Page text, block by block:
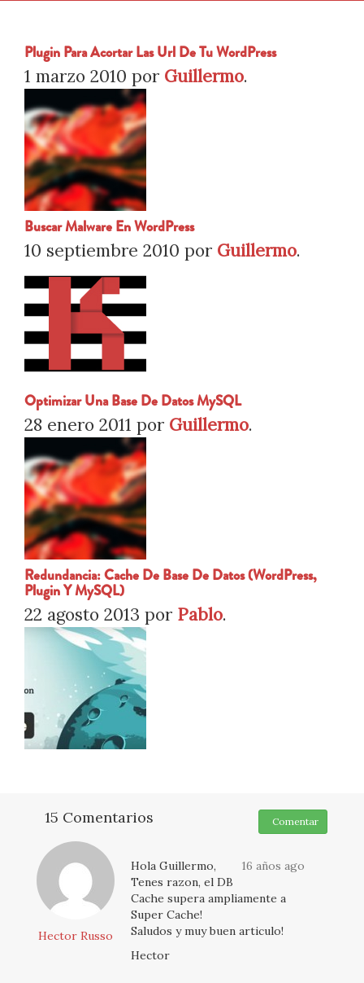
Plugin Para Acortar Las Url De Tu WordPress
1 marzo 2010 por Guillermo.
Buscar Malware En WordPress
10 septiembre 2010 por Guillermo.
Optimizar Una Base De Datos MySQL
28 enero 2011 por Guillermo.
Redundancia: Cache De Base De Datos (WordPress,
Plugin Y MySQL)
22 agosto 2013 por Pablo.
15 Comentarios Comentar
Hector Russo
16 años ago
Hola Guillermo,
Tenes razon, el DB
Cache supera ampliamente a
Super Cache!
Saludos y muy buen articulo!
Hector